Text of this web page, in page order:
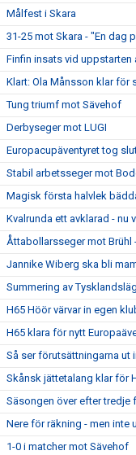
Målfest i Skara
31-25 mot Skara - "En dag
Finfin insats vid uppstarten
Klart: Ola Månsson klar för
Tung triumf mot Sävehof
Derbyseger mot LUGI
Europacupäventyret tog
Stabil arbetsseger mot
Magisk första halvlek
Kvalrunda ett avklarad - nu
Åttabollarsseger mot Brühl
Jannike Wiberg ska bli
Summering av
H65 Höör värvar in egen
H65 klara för nytt
Så ser förutsättningarna ut
Skånsk jättetalang klar för
Säsongen över efter tredje
Nere för räkning - men inte
1-0 i matcher mot Sävehof